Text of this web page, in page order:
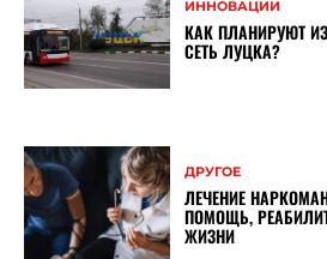
ИННОВАЦИИ
КАК ПЛАНИРУЮТ
СЕТЬ ЛУЦКА?
ДРУГОЕ
ЛЕЧЕНИЕ
ПОМОЩЬ,
ЖИЗНИ